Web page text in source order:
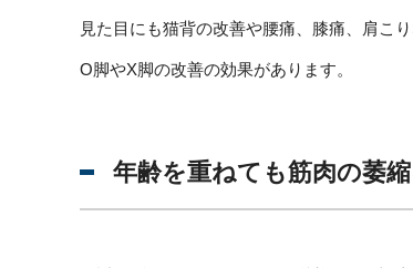
見た目にも猫背の改善や腰痛、膝痛、肩こ
O脚やX脚の改善の効果があります。
年齢を重ねても筋肉の萎